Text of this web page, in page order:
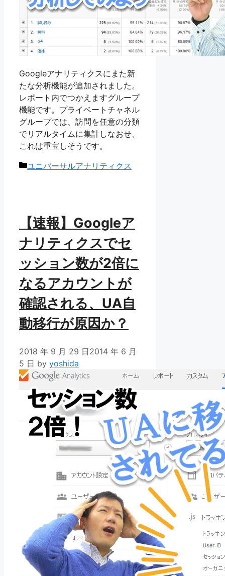
Googleアナリティクスにまた新
たな分析機能が追加されました。
レポート内でつかえますグループ
機能です。プライベートチャネル
グループでは、訪問を任意の分類
でリアルタイムに集計しなおせ、
これは重宝しそうです。
カ
ー
ユニバーサルアナリティクス
【速報】Googleア
ナリティクスでセ
ッション数が2倍に
なるアカウントが
確認される、UA自
動移行が原因か？
2018 年 9 月 29 日2014 年 6 月
5 日 by yoshida